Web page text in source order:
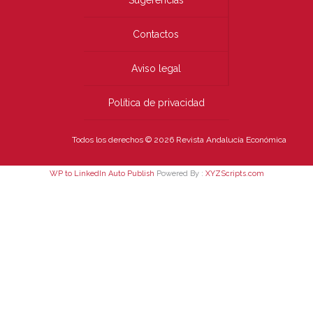
Contactos
Aviso legal
Política de privacidad
Todos los derechos © 2026 Revista Andalucía Económica
WP to LinkedIn Auto Publish Powered By : XYZScripts.com